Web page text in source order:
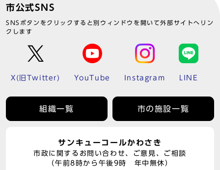
市公式SNS
SNSボタンをクリックすると別ウィンドウを開いて外部サイトへリン
クします
X(旧Twitter) YouTube Instagram LINE
組織一覧 市の施設一覧
サンキューコールかわさき
市政に関するお問い合わせ、ご意見、ご相談
（午前8時から午後9時 年中無休）